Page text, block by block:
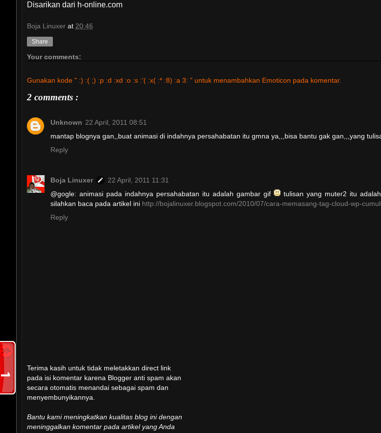
Disarikan dari h-online.com
Boja Linuxer at 20:46
Share
Your comments:
Gunakan kode " :) :( ;) :p :d :xd :o :s :'( :x( :* :8) :a 3: " untuk menambahkan Emoticon pada komentar.
2 comments :
Unknown 22 April, 2011 08:51
mantap blognya gan,,buat animasi di indahnya persahabatan itu gmna ya,,,bisa bantu gak gan,,,yang
Reply
Boja Linuxer
22 April, 2011 11:31
@gogle: animasi pada indahnya persahabatan itu adalah gambar gif
tulisan yang muter2 itu
silahkan baca pada artikel ini http://bojalinuxer.blogspot.com/2010/07/cara-memasang-tag-cloud-wp-
Reply
Terima kasih untuk tidak meletakkan direct link
pada isi komentar karena Blogger anti spam akan
secara otomatis menandai sebagai spam dan
menyembunyikannya.
Bantu kami meningkatkan kualitas blog ini dengan
meninggalkan komentar pada artikel yang Anda